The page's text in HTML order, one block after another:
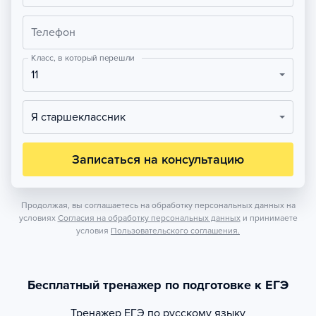
Телефон
Класс, в который перешли
11
Я старшеклассник
Записаться на консультацию
Продолжая, вы соглашаетесь на обработку персональных данных на
условиях Согласия на обработку персональных данных и принимаете
условия Пользовательского соглашения.
Бесплатный тренажер по подготовке к ЕГЭ
Тренажер ЕГЭ по русскому языку